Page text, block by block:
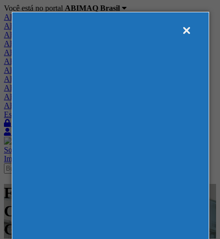
Você está no portal ABIMAQ Brasil
ABIMAQ Brasil
ABIMAQ Minas Gerais
ABIMAQ Norte-Nordeste
ABIMAQ Paraná
ABIMAQ Piracicaba
ABIMAQ Ribeirão Preto
ABIMAQ Rio de Janeiro
ABIMAQ Rio Grande do Sul
ABIMAQ Santa Catarina
ABIMAQ São Paulo
ABIMAQ Vale do Paraíba
Escritório de Relações Governamentais
Sobre
Imprensa
Feiras - Transamerica Expo
Center - SP - Feira Nacional -
Ginástica